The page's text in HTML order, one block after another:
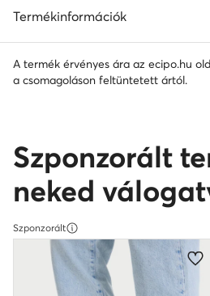
Termékinformációk
A termék érvényes ára az ecipo.hu
a csomagoláson feltüntetett ártól.
Szponzorált
neked
Szponzorált